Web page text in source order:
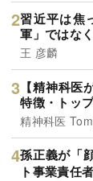
習近平は焦
軍」ではな
王 彦麟
【精神科
特徴・トッ
精神科医
孫正義が「
ト事業責任